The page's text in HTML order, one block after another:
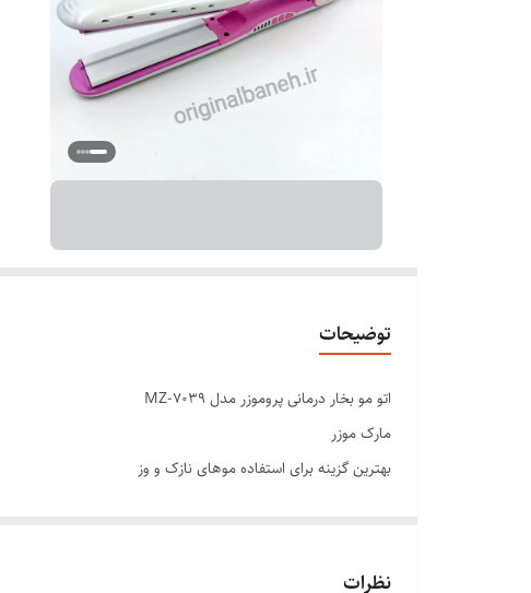
توضیحات
اتو مو بخار درمانی پروموزر مدل MZ-7039
مارک موزر
⁦⁩بهترین گزینه برای استفاده موهای نازک و وز
⁦⁩صافی شلاقی و ماندگار
نظرات